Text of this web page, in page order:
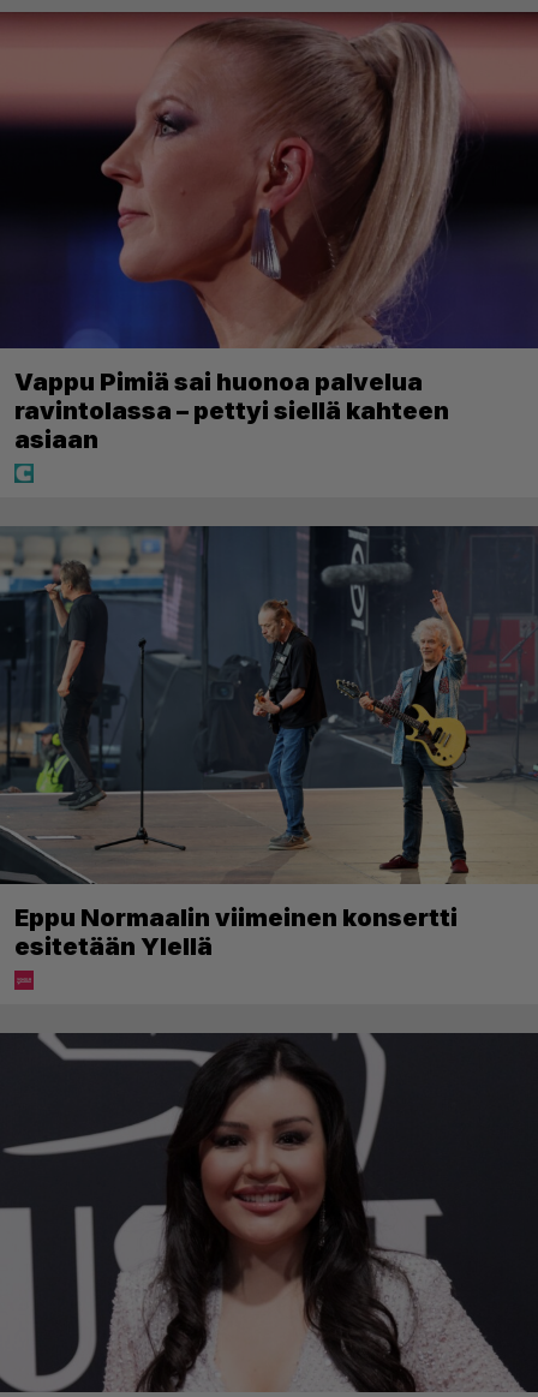
Vappu Pimiä sai huonoa palvelua
ravintolassa – pettyi siellä kahteen
asiaan
Eppu Normaalin viimeinen konsertti
esitetään Ylellä